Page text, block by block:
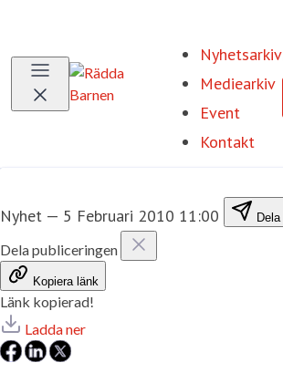
Nyhetsarkiv
Mediearkiv
Event
Kontakt
Nyhet — 5 Februari 2010 11:00 Dela
Dela publiceringen
Kopiera länk
Länk kopierad!
Ladda ner